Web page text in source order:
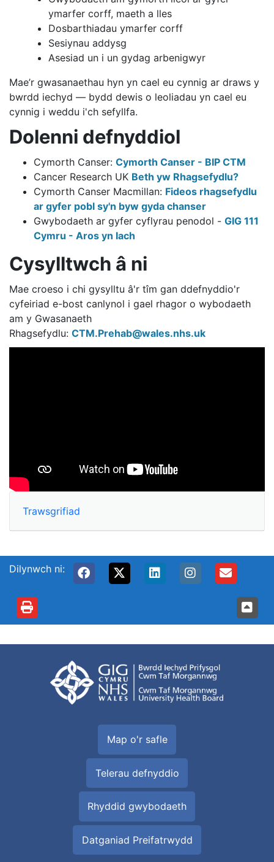
ymarfer corff, maeth a lles
Dosbarthiadau ymarfer corff
Sesiynau addysg
Asesiad un i un gydag arbenigwyr
Mae’r gwasanaethau hyn yn cael eu cynnig ar draws y
bwrdd iechyd — bydd dewis o leoliadau yn cael eu
cynnig i weddu i'ch sefyllfa.
Dolenni defnyddiol
Cymorth Canser: Cymorth Canser - BIP CTM
Cancer Research UK Beth yw Rhagsefydlu?
Cymorth Canser Macmillan: Fideos rhagsefydlu
ar gyfer pobl sy'n byw gyda chanser
Gwybodaeth ar gyfer cyflyrau penodol - GIG 111
Cymru - Aros yn Iach
Cysylltwch â ni
Mae croeso i chi gysylltu â'r tîm gan ddefnyddio'r
cyfeiriad e-bost canlynol i gael rhagor o wybodaeth
am y Gwasanaeth
Rhagsefydlu: CTM.Prehab@wales.nhs.uk
Trawsgrifiad
Dilynwch ni:
Map o'r safle
Telerau defnyddio
Rhyddid gwybodaeth
Datganiad Preifatrwydd